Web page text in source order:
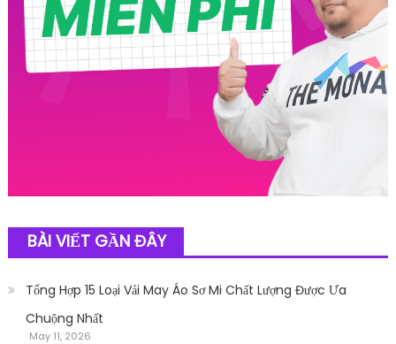
BÀI VIẾT GẦN ĐÂY
Tổng Hợp 15 Loại Vải May Áo Sơ Mi Chất Lượng Được Ưa
Chuộng Nhất
May 11, 2026